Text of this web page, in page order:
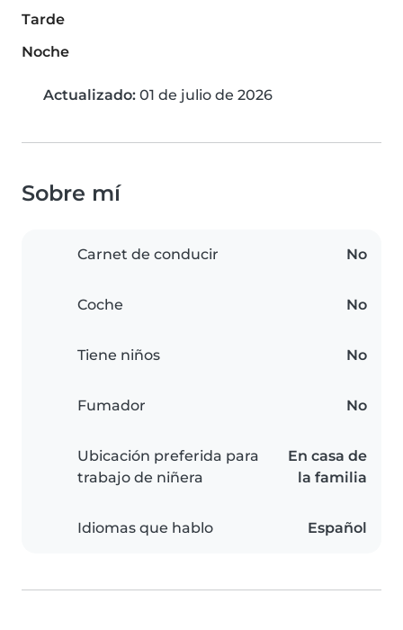
Tarde
Noche
Actualizado: 01 de julio de 2026
Sobre mí
Carnet de conducir No
Coche No
Tiene niños No
Fumador No
Ubicación preferida para
trabajo de niñera
En casa de
la familia
Idiomas que hablo Español